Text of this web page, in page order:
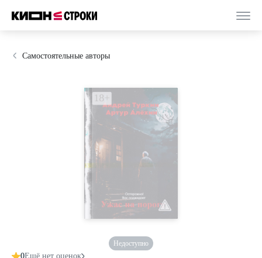
Самостоятельные авторы
Недоступно
0Ещё нет оценок